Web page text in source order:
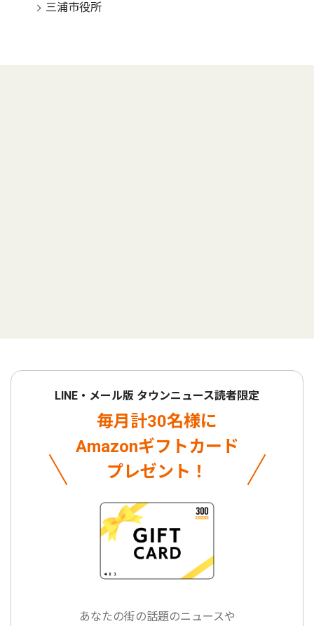
三浦市役所
LINE・メール版 タウンニュース読者限定
毎月計30名様に
Amazonギフトカード
プレゼント！
あなたの街の話題のニュースや